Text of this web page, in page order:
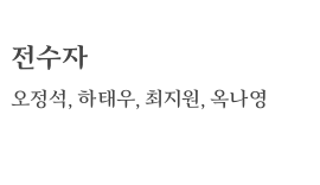
전수자
오정석, 하태우, 최지원, 옥나영